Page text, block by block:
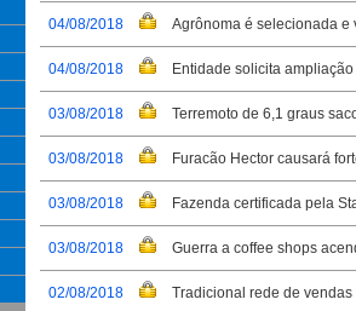
04/08/2018 Agrônoma é selecionada e
04/08/2018 Entidade solicita
03/08/2018 Terremoto de 6,1 graus
03/08/2018 Furacão Hector causará
03/08/2018 Fazenda certificada pela
03/08/2018 Guerra a coffee shops
02/08/2018 Tradicional rede de